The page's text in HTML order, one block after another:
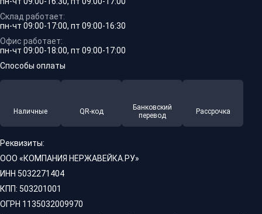
Склад работает:
пн-чт 09:00-17:00, пт 09:00-16:30
Офис работает:
пн-чт 09:00-18:00, пт 09:00-17:00
Способы оплаты
Наличные QR-код
Банковский
перевод
Рассрочка
Реквизиты:
ООО «КОМПАНИЯ НЕРЖАВЕЙКА.РУ»
ИНН 5032271404
КПП: 503201001
ОГРН 1135032009970